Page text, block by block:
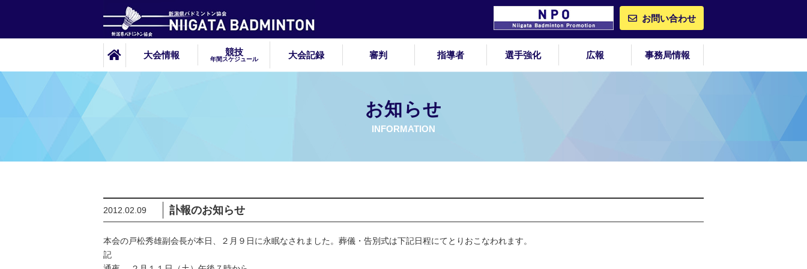
お問い合わせ
大会情報 競技
年間スケジュール 大会記録 審判 指導者 選手強化 広報 事務局情報
お知らせ
INFORMATION
2012.02.09 訃報のお知らせ
本会の戸松秀雄副会長が本日、２月９日に永眠なされました。葬儀・告別式は下記日程にてとりおこなわれます。
記